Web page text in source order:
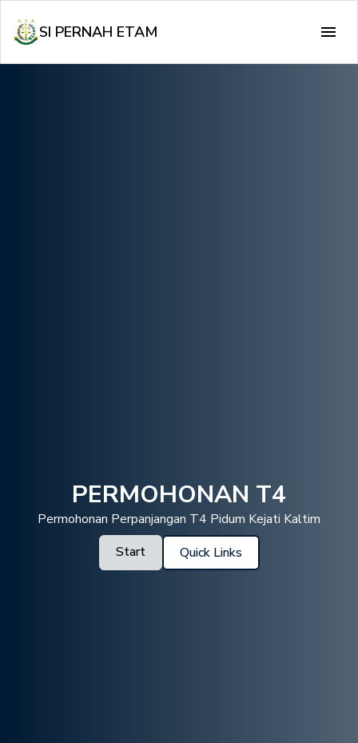
SI PERNAH ETAM
PERMOHONAN T4
Permohonan Perpanjangan T4 Pidum Kejati Kaltim
Start
Quick Links